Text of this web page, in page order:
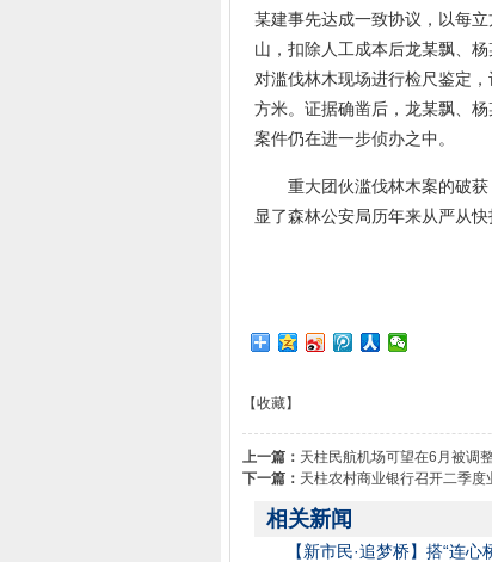
某建事先达成一致协议，以每
山，扣除人工成本后龙某飘、
对滥伐林木现场进行检尺鉴定
方米。证据确凿后，龙某飘、
案件仍在进一步侦办之中。
重大团伙滥伐林木案的破获
显了森林公安局历年来从严从
【收藏】
上一篇： 天柱民航机场可望在6月被调
下一篇： 天柱农村商业银行召开二季
相关新闻
【新市民·追梦桥】搭“连心